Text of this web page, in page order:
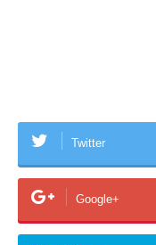
Twitter
Google+